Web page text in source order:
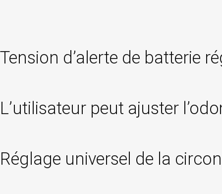
Tension d’alerte de batterie
L’utilisateur peut ajuster
Réglage universel de la